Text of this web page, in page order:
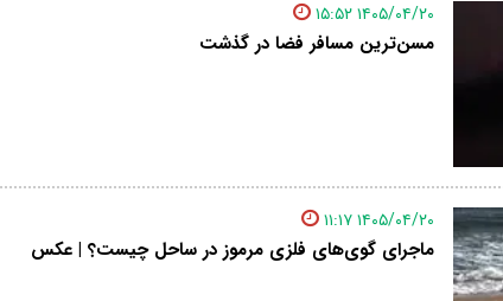
۱۴۰۵/۰۴/۲۰ ۱۵:۵۲
مسن‌ترین مسافر فضا در گذشت
۱۴۰۵/۰۴/۲۰ ۱۱:۱۷
ماجرای گوی‌های فلزی مرموز در ساحل چیست؟ | عکس